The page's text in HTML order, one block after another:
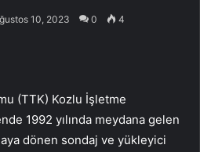
10, 2023 0 4
(TTK) Kozlu İşletme
1992 yılında meydana gelen
dönen sondaj ve yükleyici